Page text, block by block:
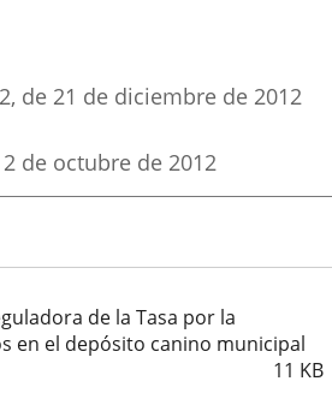
externa.externa.
, de 21 de diciembre de 2012
2 de octubre de 2012
de la Tasa por la
en el depósito canino municipal
11 KB